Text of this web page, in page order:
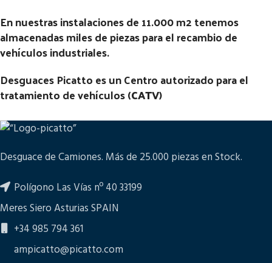
En nuestras instalaciones de 11.000 m2 tenemos
almacenadas miles de piezas para el recambio de
vehículos industriales.
Desguaces Picatto es un Centro autorizado para el
tratamiento de vehículos (CATV)
Desguace de Camiones. Más de 25.000 piezas en Stock.
Polígono Las Vías nº 40 33199
Meres Siero Asturias SPAIN
+34 985 794 361
ampicatto@picatto.com